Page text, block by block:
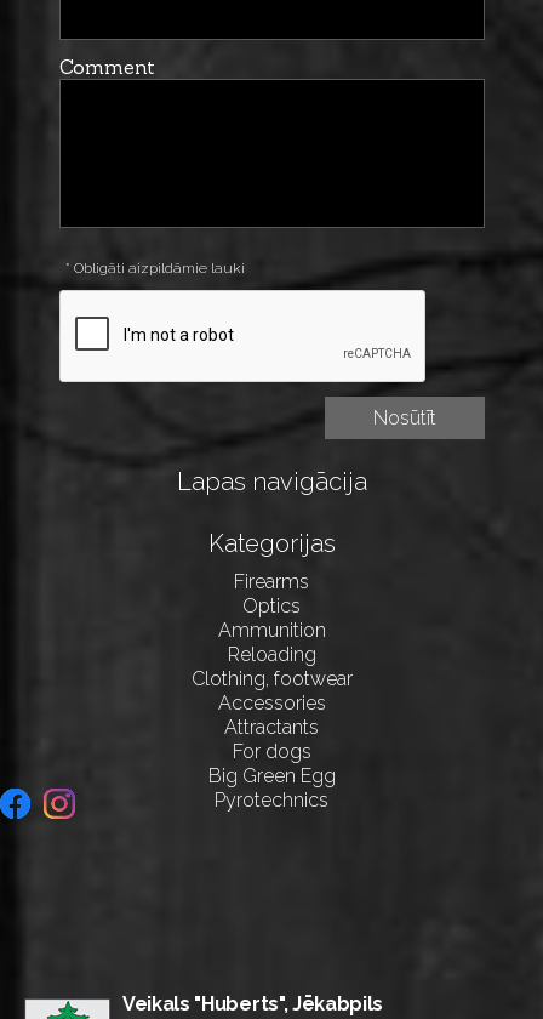
Comment
* Obligāti aizpildāmie lauki
Lapas navigācija
Kategorijas
Firearms
Optics
Ammunition
Reloading
Clothing, footwear
Accessories
Attractants
For dogs
Big Green Egg
Pyrotechnics
Veikals "Huberts", Jēkabpils